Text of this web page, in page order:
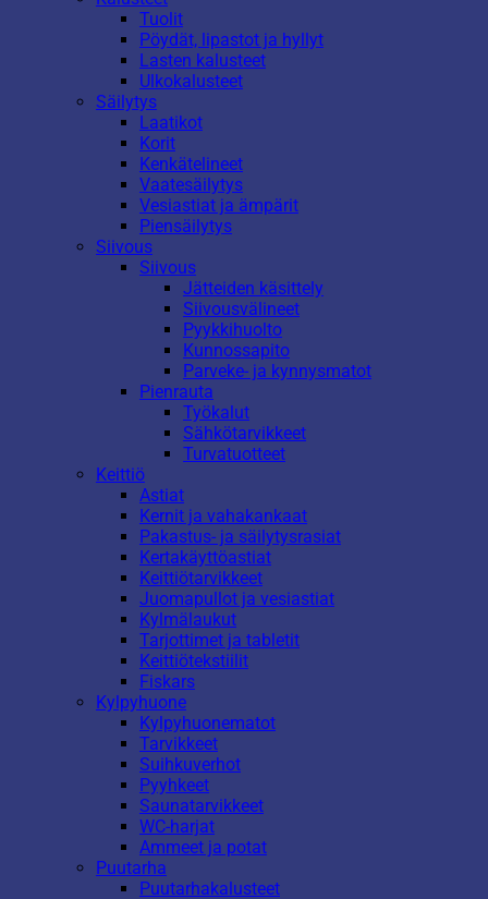
Tuolit
Pöydät, lipastot ja hyllyt
Lasten kalusteet
Ulkokalusteet
Säilytys
Laatikot
Korit
Kenkätelineet
Vaatesäilytys
Vesiastiat ja ämpärit
Piensäilytys
Siivous
Siivous
Jätteiden käsittely
Siivousvälineet
Pyykkihuolto
Kunnossapito
Parveke- ja kynnysmatot
Pienrauta
Työkalut
Sähkötarvikkeet
Turvatuotteet
Keittiö
Astiat
Kernit ja vahakankaat
Pakastus- ja säilytysrasiat
Kertakäyttöastiat
Keittiötarvikkeet
Juomapullot ja vesiastiat
Kylmälaukut
Tarjottimet ja tabletit
Keittiötekstiilit
Fiskars
Kylpyhuone
Kylpyhuonematot
Tarvikkeet
Suihkuverhot
Pyyhkeet
Saunatarvikkeet
WC-harjat
Ammeet ja potat
Puutarha
Puutarhakalusteet